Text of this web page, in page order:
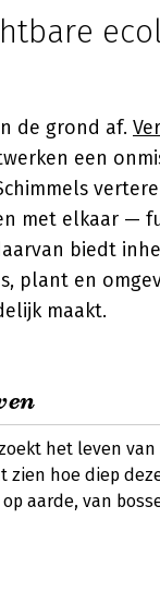
de grond af.
een
met elkaar —
biedt
plant en
maakt.
het leven
zien hoe diep
aarde, van